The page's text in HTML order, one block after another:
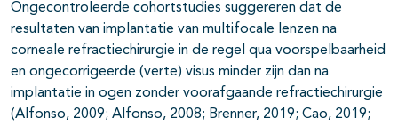
Ongecontroleerde cohortstudies suggereren dat de
resultaten van implantatie van multifocale lenzen na
corneale refractiechirurgie in de regel qua voorspelbaarheid
en ongecorrigeerde (verte) visus minder zijn dan na
implantatie in ogen zonder voorafgaande refractiechirurgie
(Alfonso, 2009; Alfonso, 2008; Brenner, 2019; Cao, 2019;